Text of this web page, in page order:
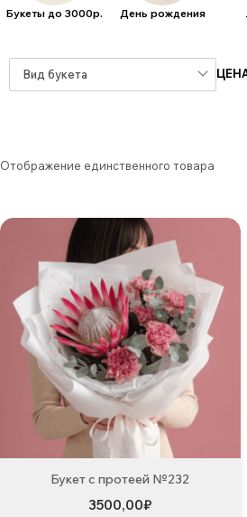
Букеты до 3000р. День рождения
Вид букета
Отображение единственного товара
Букет с протеей №232
3500,00₽